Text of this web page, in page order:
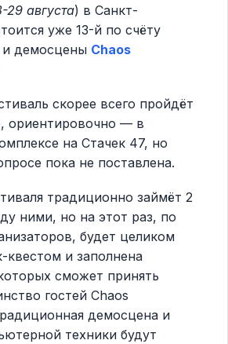
29 августа) в Санкт-
уже 13-й по счёту
и демосцены Chaos
скорее всего пройдёт
ориентировочно — в
на Стачек 47, но
пока не поставлена.
традиционно займёт 2
ними, но на этот раз, по
будет целиком
квестом и заполнена
сможет принять
гостей Chaos
демосцена и
техники будут